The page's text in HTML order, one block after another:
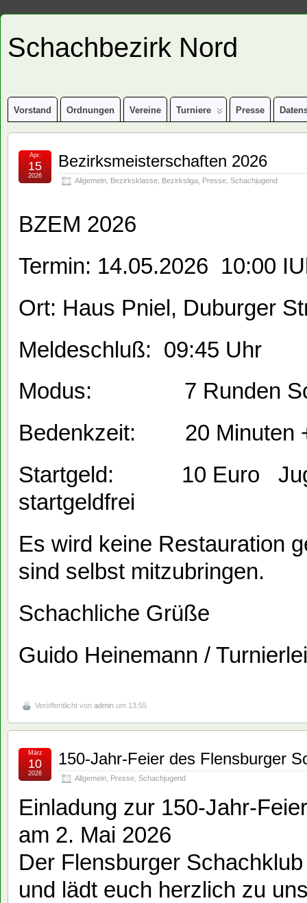
Schachbezirk Nord
Vorstand Ordnungen Vereine Turniere Presse
Bezirksmeisterschaften 2026
Allgemein Bezirksklasse Bezirksliga Presse Schachjugend
Apr.
15
2026
BZEM 2026
Termin: 14.05.2026 10:00
Ort: Haus Pniel, Duburger
Meldeschluß: 09:45 Uhr
Modus: 7 Runden
Bedenkzeit: 20 Minuten +
Startgeld: 10 Euro
startgeldfrei
Es wird keine Restauration
sind selbst mitzubringen.
Schachliche Grüße
Guido Heinemann /
Veröffentlicht von admin um 13:55
150-Jahr-Feier des Flensburger
Allgemein Presse Schachjugend
März
10
2026
Einladung zur 150-Jahr-
am 2. Mai 2026
Der Flensburger
und lädt euch herzlich zu